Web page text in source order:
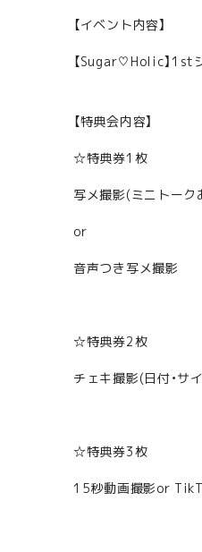
【イベント内容】
【Sugar♡Holic】1st
【特典会内容】
☆特典券1枚
写メ撮影(ミニトーク
or
音声つき写メ撮影
☆特典券2枚
チェキ撮影(日付・サ
☆特典券3枚
15秒動画撮影or